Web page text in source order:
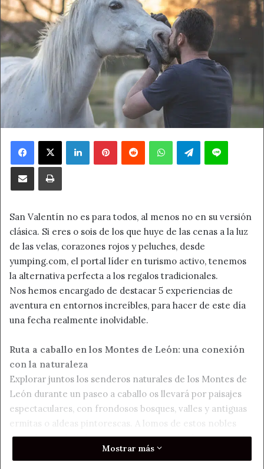
Facebook
X LinkedInPinterestReddit WhatsAppTelegramLine
Compartir por correo electrónicoImprimir
San Valentín no es para todos, al menos no en su versión
clásica. Si eres o sois de los que huye de las cenas a la luz
de las velas, corazones rojos y peluches, desde
yumping.com, el portal líder en turismo activo, tenemos
la alternativa perfecta a los regalos tradicionales.
Nos hemos encargado de destacar 5 experiencias de
aventura en entornos increíbles, para hacer de este día
una fecha realmente inolvidable.
Ruta a caballo en los Montes de León: una conexión
con la naturaleza
Explorar juntos los senderos naturales de los Montes de
León durante un paseo a caballo os llevará por paisajes
espectaculares, con frondosos bosques, valles y antiguas
ermitas o aldeas pintorescas. A lomos de estos nobles
animales, podréis hacer una pausa en miradores naturales
donde podréis disfrutar de un pícnic al aire libre.
Mostrar más